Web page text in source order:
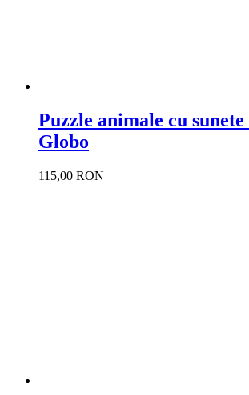
Puzzle animale cu
Globo
115,00 RON